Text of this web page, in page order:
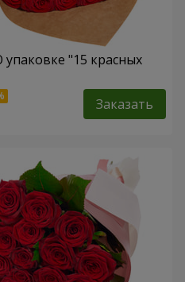
упаковке "15 красных
Заказать